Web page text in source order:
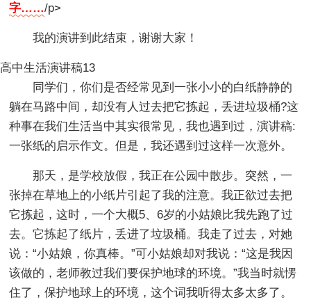
字……/p>
我的演讲到此结束，谢谢大家！
高中生活演讲稿13
同学们，你们是否经常见到一张小小的白纸静静的
躺在马路中间，却没有人过去把它拣起，丢进垃圾桶?这
种事在我们生活当中其实很常见，我也遇到过，演讲稿:
一张纸的启示作文。但是，我还遇到过这样一次意外。
那天，是学校放假，我正在公园中散步。突然，一
张掉在草地上的小纸片引起了我的注意。我正欲过去把
它拣起，这时，一个大概5、6岁的小姑娘比我先跑了过
去。它拣起了纸片，丢进了垃圾桶。我走了过去，对她
说：“小姑娘，你真棒。”可小姑娘却对我说：“这是我因
该做的，老师教过我们要保护地球的环境。”我当时就愣
住了，保护地球上的环境，这个词我听得太多太多了。